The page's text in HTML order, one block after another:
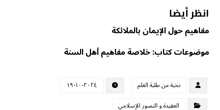
انظر أيضا
مفاهيم حول الإيمان بالملائكة
موضوعات كتاب: خلاصة مفاهيم أهل السنة
نخبة من طلبة العلم
٢٠٢٤-١٠-١٩
العقيدة و التصور الإسلامي